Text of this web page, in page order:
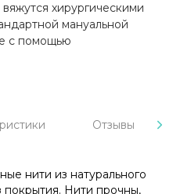
хирургическими
мануальной
с помощью
Отзывы
нити из натурального
Нити прочны,